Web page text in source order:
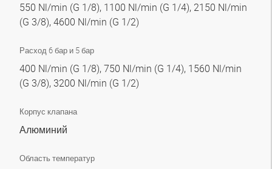
550 Nl/min (G 1/8), 1100 Nl/min (G 1/4), 2150 Nl/min
(G 3/8), 4600 Nl/min (G 1/2)
Расход 6 бар и 5 бар
400 Nl/min (G 1/8), 750 Nl/min (G 1/4), 1560 Nl/min
(G 3/8), 3200 Nl/min (G 1/2)
Корпус клапана
Алюминий
Область температур